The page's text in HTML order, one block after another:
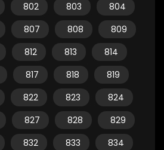
802 803
804
807 808
809
812 813
814
817 818
819
822 823
824
827 828
829
832 833
834